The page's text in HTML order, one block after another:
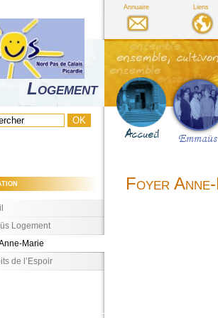
Logement
Logement
Marie
de l’Espoir
Annuaire Liens
Foyer